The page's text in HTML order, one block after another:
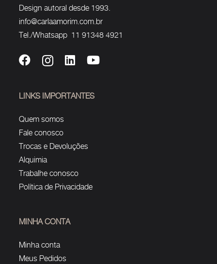
Design autoral desde 1993.
info@carlaamorim.com.br
Tel./Whatsapp 11 91348 4921
LINKS IMPORTANTES
Quem somos
Fale conosco
Trocas e Devoluções
Alquimia
Trabalhe conosco
Política de Privacidade
MINHA CONTA
Minha conta
Meus Pedidos